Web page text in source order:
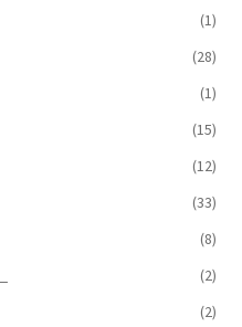
(1)
(28)
(1)
(15)
(12)
(33)
(8)
(2)
(2)